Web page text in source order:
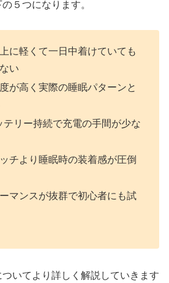
５つになります。
に軽くて一日中着けていても
い
が高く実際の睡眠パターンと
リー持続で充電の手間が少な
チより睡眠時の装着感が圧倒
マンスが抜群で初心者にも試
いてより詳しく解説していきます